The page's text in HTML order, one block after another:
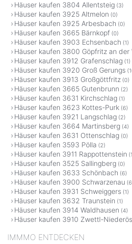
Häuser kaufen 3804 Allentsteig (3)
Häuser kaufen 3925 Altmelon (0)
Häuser kaufen 3925 Arbesbach (0)
Häuser kaufen 3665 Bärnkopf (0)
Häuser kaufen 3903 Echsenbach (1)
Häuser kaufen 3800 Göpfritz an der
Häuser kaufen 3912 Grafenschlag (1)
Häuser kaufen 3920 Groß Gerungs
Häuser kaufen 3913 Großgöttfritz (0)
Häuser kaufen 3665 Gutenbrunn (2)
Häuser kaufen 3631 Kirchschlag (1)
Häuser kaufen 3623 Kottes-Purk (6)
Häuser kaufen 3921 Langschlag (2)
Häuser kaufen 3664 Martinsberg (4)
Häuser kaufen 3631 Ottenschlag (0)
Häuser kaufen 3593 Pölla (2)
Häuser kaufen 3911 Rappottenstein
Häuser kaufen 3525 Sallingberg (0)
Häuser kaufen 3633 Schönbach (6)
Häuser kaufen 3900 Schwarzenau
Häuser kaufen 3931 Schweiggers (1)
Häuser kaufen 3632 Traunstein (1)
Häuser kaufen 3914 Waldhausen (4)
Häuser kaufen 3910 Zwettl-
IMMMO ENTDECKEN